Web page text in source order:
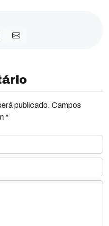
publicado. Campos
*